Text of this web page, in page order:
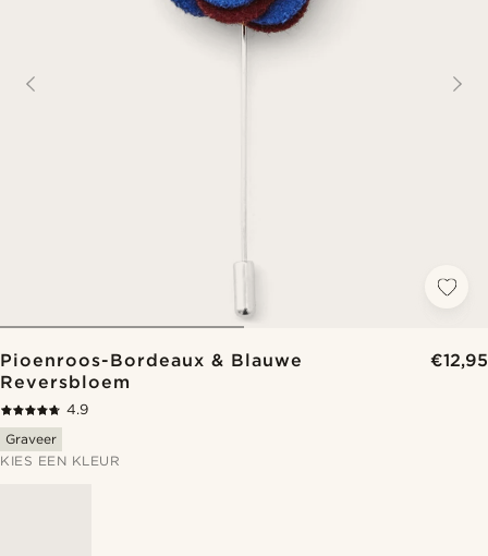
Pioenroos-Bordeaux & Blauwe
Reversbloem
€12,95
4.9
Graveer
KIES EEN KLEUR